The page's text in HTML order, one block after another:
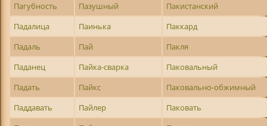
Пагубность
Пазушный
Пакистанский
Падалица
Паинька
Паккард
Падаль
Пай
Пакля
Паданец
Пайка-сварка
Паковальный
Падать
Пайкс
Паковально-обжимный
Паддавать
Пайлер
Паковать